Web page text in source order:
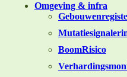
Omgeving & infra
BoomRisico